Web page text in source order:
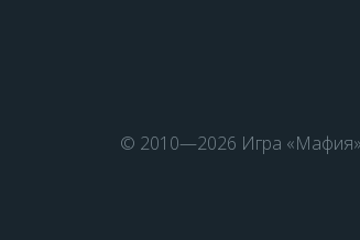
© 2010—2026 Игра